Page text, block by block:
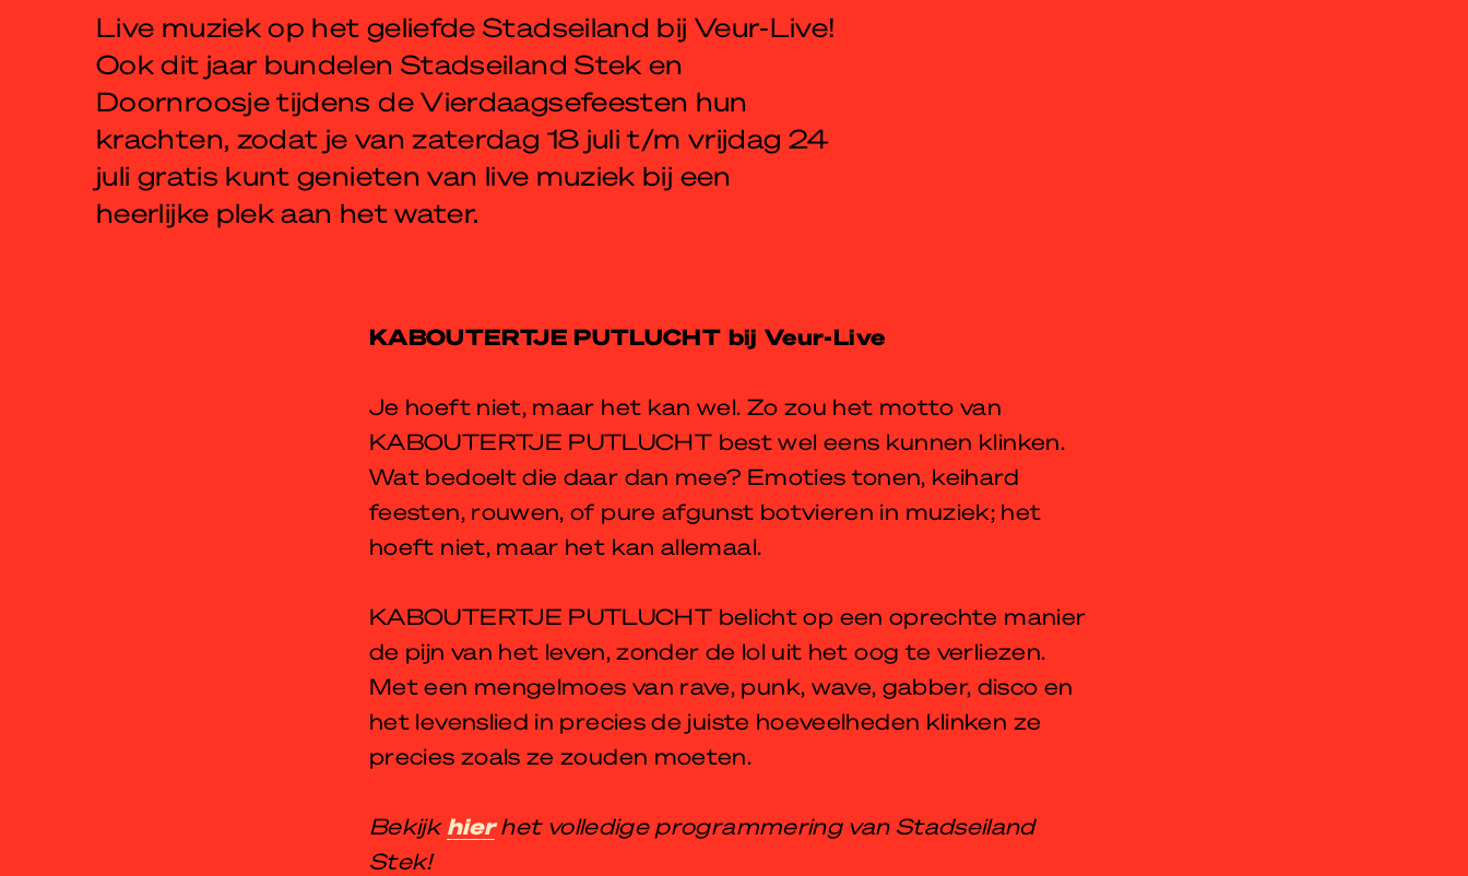
Live muziek op het geliefde Stadseiland bij Veur-Live!
Ook dit jaar bundelen Stadseiland Stek en
Doornroosje tijdens de Vierdaagsefeesten hun
krachten, zodat je van zaterdag 18 juli t/m vrijdag 24
juli gratis kunt genieten van live muziek bij een
heerlijke plek aan het water.
KABOUTERTJE PUTLUCHT bij Veur-Live
Je hoeft niet, maar het kan wel. Zo zou het motto van
KABOUTERTJE PUTLUCHT best wel eens kunnen klinken.
Wat bedoelt die daar dan mee? Emoties tonen, keihard
feesten, rouwen, of pure afgunst botvieren in muziek; het
hoeft niet, maar het kan allemaal.
KABOUTERTJE PUTLUCHT belicht op een oprechte manier
de pijn van het leven, zonder de lol uit het oog te verliezen.
Met een mengelmoes van rave, punk, wave, gabber, disco en
het levenslied in precies de juiste hoeveelheden klinken ze
precies zoals ze zouden moeten.
Bekijkhierhet volledige programmering van Stadseiland
Stek!